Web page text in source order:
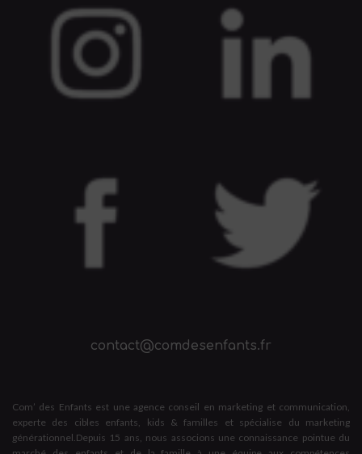
contact@comdesenfants.fr
Com’ des Enfants est une agence conseil en marketing et communication,
experte des cibles enfants, kids & familles et spécialise du marketing
générationnel.Depuis 15 ans, nous associons une connaissance pointue du